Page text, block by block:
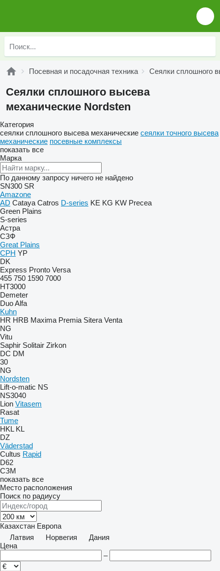
Посевная и посадочная техника Сеялки сплошного
Сеялки сплошного высева
механические Nordsten
Категория
сеялки сплошного высева механические сеялки точного высева
механические посевные комплексы
показать все
Марка
По данному запросу ничего не найдено
SN300 SR
Amazone
AD Cataya Catros D-series KE KG KW Precea
Green Plains
S-series
Астра
СЗФ
Great Plains
CPH YP
DK
Express Pronto Versa
455 750 1590 7000
HT3000
Demeter
Duo Alfa
Kuhn
HR HRB Maxima Premia Sitera Venta
NG
Vitu
Saphir Solitair Zirkon
DC DM
30
NG
Nordsten
Lift-o-matic NS
NS3040
Lion Vitasem
Rasat
Tume
HKL KL
DZ
Väderstad
Cultus Rapid
D62
СЗМ
показать все
Место расположения
Поиск по радиусу
Казахстан Европа
Латвия
Норвегия
Дания
Цена
–